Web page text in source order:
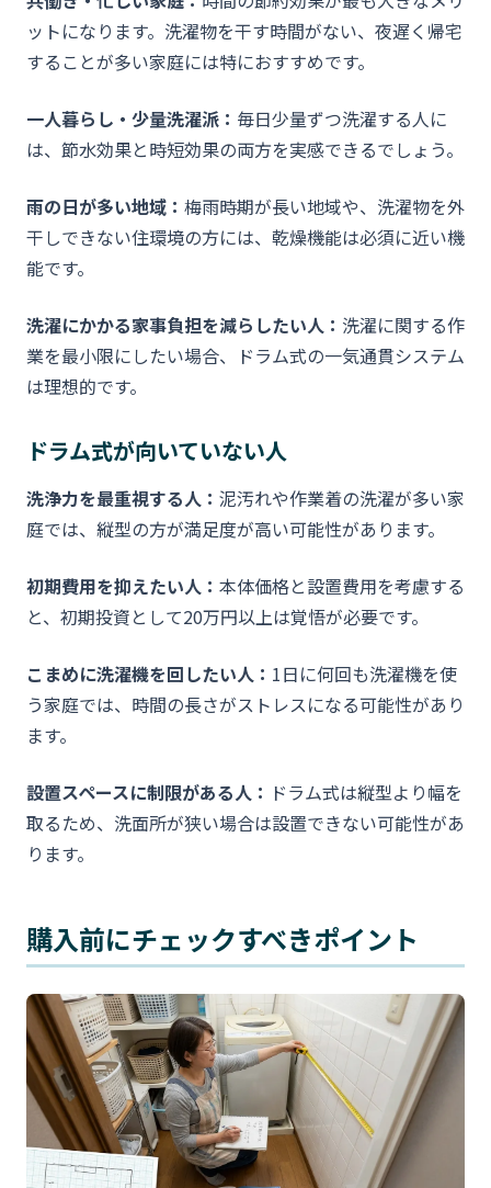
ットになります。洗濯物を干す時間がない、夜遅く帰宅
することが多い家庭には特におすすめです。
一人暮らし・少量洗濯派： 毎日少量ずつ洗濯する人に
は、節水効果と時短効果の両方を実感できるでしょう。
雨の日が多い地域： 梅雨時期が長い地域や、洗濯物を外
干しできない住環境の方には、乾燥機能は必須に近い機
能です。
洗濯にかかる家事負担を減らしたい人： 洗濯に関する作
業を最小限にしたい場合、ドラム式の一気通貫システム
は理想的です。
ドラム式が向いていない人
洗浄力を最重視する人： 泥汚れや作業着の洗濯が多い家
庭では、縦型の方が満足度が高い可能性があります。
初期費用を抑えたい人： 本体価格と設置費用を考慮する
と、初期投資として20万円以上は覚悟が必要です。
こまめに洗濯機を回したい人： 1日に何回も洗濯機を使
う家庭では、時間の長さがストレスになる可能性があり
ます。
設置スペースに制限がある人： ドラム式は縦型より幅を
取るため、洗面所が狭い場合は設置できない可能性があ
ります。
購入前にチェックすべきポイント